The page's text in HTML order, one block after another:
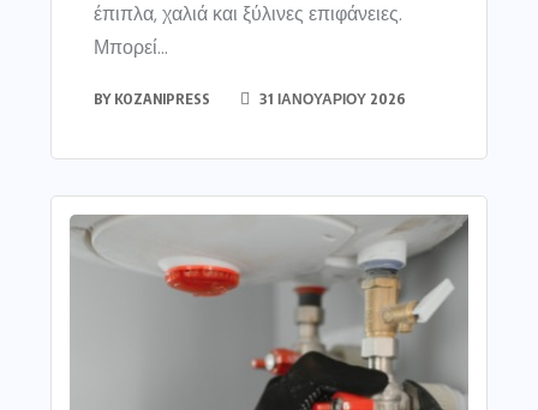
έπιπλα, χαλιά και ξύλινες επιφάνειες.
Μπορεί...
BY KOZANIPRESS 31 ΙΑΝΟΥΑΡΊΟΥ 2026